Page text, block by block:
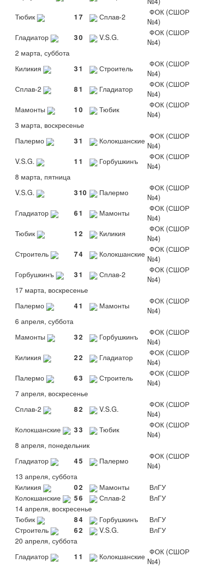
Тюбик
1 7 Сплав-2
ФОК (СШОР
№4)
Гладиатор
30 V.S.G.
ФОК (СШОР
№4)
2 марта, суббота
Киликия
31 Строитель
ФОК (СШОР
№4)
Сплав-2
81 Гладиатор
ФОК (СШОР
№4)
Мамонты
1 0 Тюбик
ФОК (СШОР
№4)
3 марта, воскресенье
Палермо
31 Колокшанские ФОК (СШОР
№4)
V.S.G.
1 1 Горбушкинъ
ФОК (СШОР
№4)
8 марта, пятница
V.S.G.
310 Палермо
ФОК (СШОР
№4)
Гладиатор
61 Мамонты
ФОК (СШОР
№4)
Тюбик
1 2 Киликия
ФОК (СШОР
№4)
Строитель
74 Колокшанские ФОК (СШОР
№4)
Горбушкинъ
31 Сплав-2
ФОК (СШОР
№4)
17 марта, воскресенье
Палермо
41 Мамонты
ФОК (СШОР
№4)
6 апреля, суббота
Мамонты
32 Горбушкинъ
ФОК (СШОР
№4)
Киликия
22 Гладиатор
ФОК (СШОР
№4)
Палермо
63 Строитель
ФОК (СШОР
№4)
7 апреля, воскресенье
Сплав-2
82 V.S.G.
ФОК (СШОР
№4)
Колокшанские
33 Тюбик
ФОК (СШОР
№4)
8 апреля, понедельник
Гладиатор
45 Палермо
ФОК (СШОР
№4)
13 апреля, суббота
Киликия
02 Мамонты
ВлГУ
Колокшанские
56 Сплав-2
ВлГУ
14 апреля, воскресенье
Тюбик
84 Горбушкинъ
ВлГУ
Строитель
62 V.S.G.
ВлГУ
20 апреля, суббота
Гладиатор
1 1 Колокшанские ФОК (СШОР
№4)